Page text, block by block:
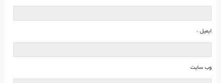
ایمیل *
وب‌ سایت